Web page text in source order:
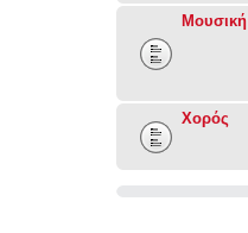
Μουσική
Χορός